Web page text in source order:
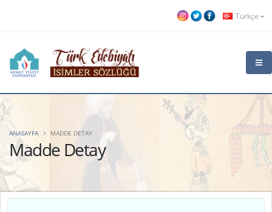
Türkçe
Madde Detay
ANASAYFA MADDE DETAY